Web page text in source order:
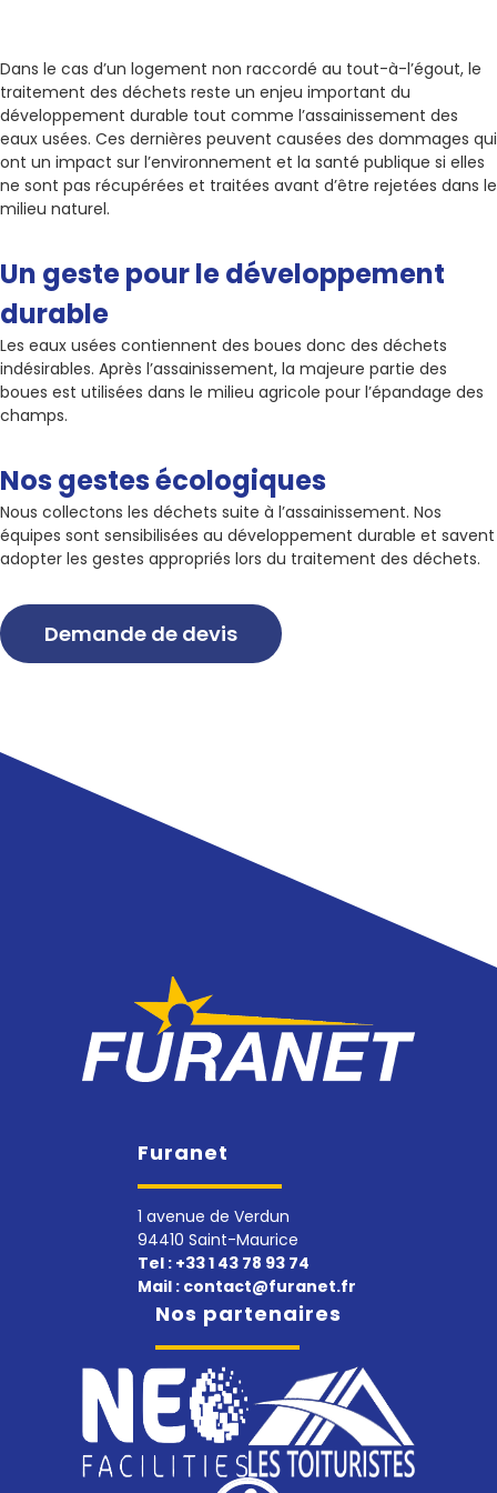
Dans le cas d’un logement non raccordé au tout-à-l’égout, le
traitement des déchets reste un enjeu important du
développement durable tout comme l’assainissement des
eaux usées. Ces dernières peuvent causées des dommages qui
ont un impact sur l’environnement et la santé publique si elles
ne sont pas récupérées et traitées avant d’être rejetées dans le
milieu naturel.
Un geste pour le développement
durable
Les eaux usées contiennent des boues donc des déchets
indésirables. Après l’assainissement, la majeure partie des
boues est utilisées dans le milieu agricole pour l’épandage des
champs.
Nos gestes écologiques
Nous collectons les déchets suite à l’assainissement. Nos
équipes sont sensibilisées au développement durable et savent
adopter les gestes appropriés lors du traitement des déchets.
Demande de devis
Furanet
1 avenue de Verdun
94410 Saint-Maurice
Tel : +33 1 43 78 93 74
Mail : contact@furanet.fr
Nos partenaires